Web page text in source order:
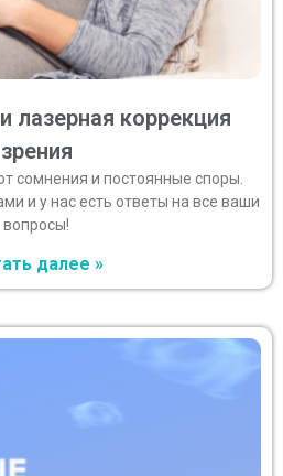
лазерная коррекция
зрения
сомнения и постоянные споры.
и у нас есть ответы на все ваши
вопросы!
далее »